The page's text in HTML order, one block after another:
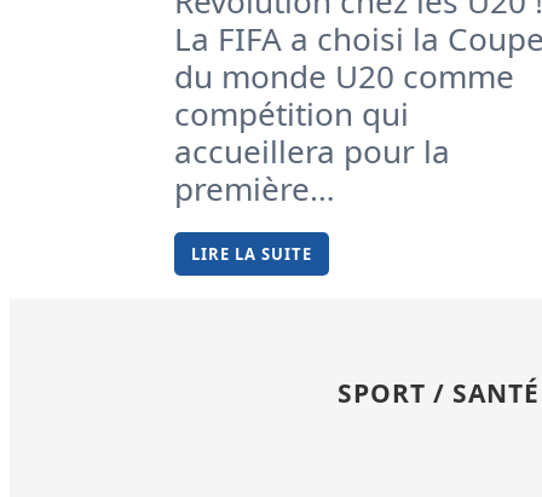
La FIFA a choisi la
du monde U20 comme
compétition qui
accueillera pour la
première…
LIRE LA SUITE
SPORT /